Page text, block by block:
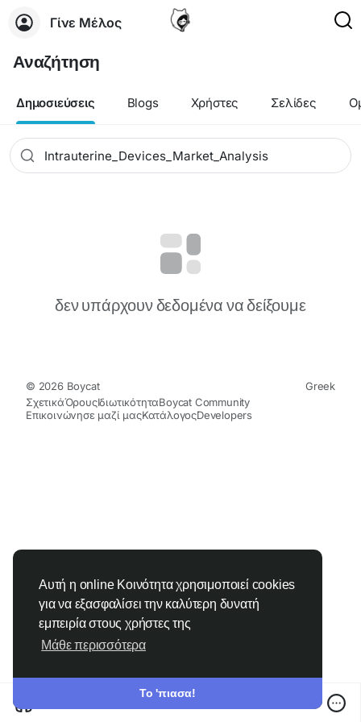
Αυτή η online Κοινότητα χρησιμοποιεί cookies
για να εξασφαλίσει την καλύτερη δυνατή
εμπειρία στους χρήστες της
Μάθε περισσότερα
Το 'πιασα!
Γίνε Μέλος
Αναζήτηση
Δημοσιεύσεις Blogs Χρήστες Σελίδες
δεν υπάρχουν δεδομένα να δείξουμε
© 2026 Boycat
Greek
ΣχετικάΌρουςΙδιωτικότηταBoycat Community
Επικοινώνησε μαζί μαςΚατάλογοςDevelopers